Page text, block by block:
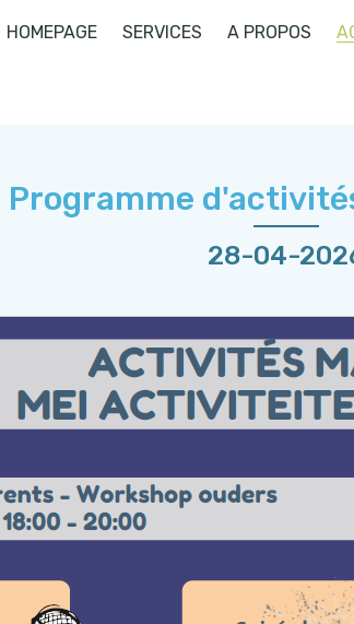
HOMEPAGE SERVICES A PROPOS
Programme
28-04-